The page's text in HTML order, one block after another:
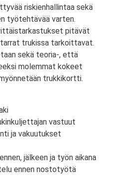
riskienhallintaa sekä
työtehtävää varten.
pitävät
trukissa tarkoittavat.
sekä teoria-, että
molemmat kokeet
trukkikortti.
vastuut
ja vakuutukset
jälkeen ja työn aikana
ennen nostotyötä